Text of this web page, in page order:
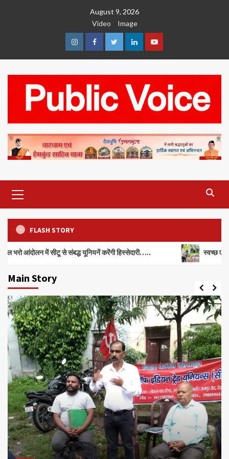
August 9, 2026
Video
Image
InstagramFacebookTwitterLinkedinYoutube
Menu
FLASH STORY
में सीटू से संबद्ध यूनियनें करेंगी हिस्सेदारी….. स्वच्छ एवं सुंदर शहर
Main Story